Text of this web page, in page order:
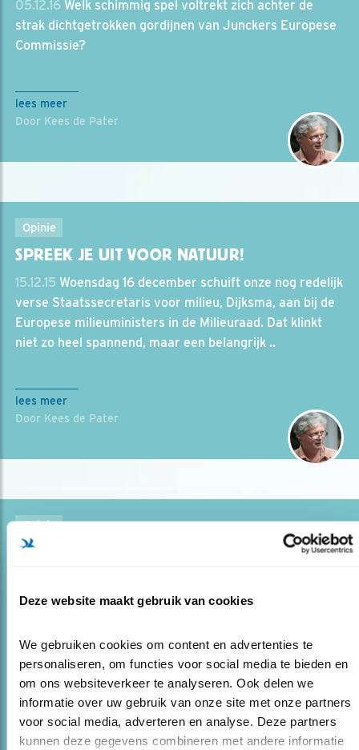
Deze website maakt gebruik van cookies
We gebruiken cookies om content en advertenties te
personaliseren, om functies voor social media te bieden en
om ons websiteverkeer te analyseren. Ook delen we
informatie over uw gebruik van onze site met onze partners
voor social media, adverteren en analyse. Deze partners
kunnen deze gegevens combineren met andere informatie
05.12.16 Welk schimmig spel voltrekt zich achter de
strak dichtgetrokken gordijnen van Junckers Europese
Commissie?
lees meer
Door Kees de Pater
Opinie
SPREEK JE UIT VOOR NATUUR!
15.12.15 Woensdag 16 december schuift onze nog redelijk
verse Staatssecretaris voor milieu, Dijksma, aan bij de
Europese milieuministers in de Milieuraad. Dat klinkt
niet zo heel spannend, maar een belangrijk ..
lees meer
Door Kees de Pater
Opinie
TIMMERMANS, BESCHERM NATUUR
bescherming in veel landen weer wat opkrabbelt, is het
Europese natuur staat onder zware druk, vandaar een
hart..
lees meer